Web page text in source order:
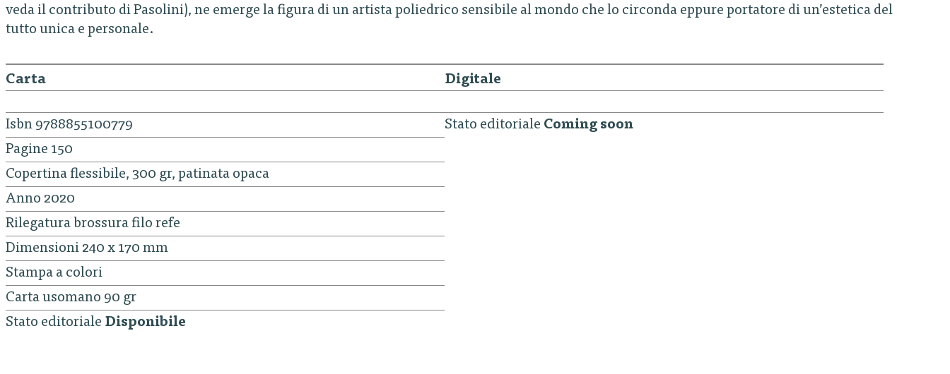
veda il contributo di Pasolini), ne emerge la figura di un artista poliedrico sensibile al mondo che lo circonda eppure portatore di un’estetica del
tutto unica e personale.
Carta
Isbn 9788855100779
Pagine 150
Copertina flessibile, 300 gr, patinata opaca
Anno 2020
Rilegatura brossura filo refe
Dimensioni 240 x 170 mm
Stampa a colori
Carta usomano 90 gr
Stato editoriale Disponibile
Digitale
Stato editoriale Coming soon